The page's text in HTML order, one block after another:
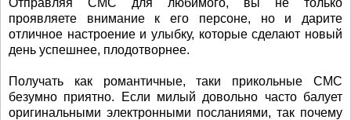
Отправляя СМС для любимого, вы не только
проявляете внимание к его персоне, но и дарите
отличное настроение и улыбку, которые сделают новый
день успешнее, плодотворнее.
Получать как романтичные, таки прикольные СМС
безумно приятно. Если милый довольно часто балует
оригинальными электронными посланиями, так почему